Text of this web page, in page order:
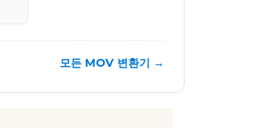
모든 MOV 변환기 →